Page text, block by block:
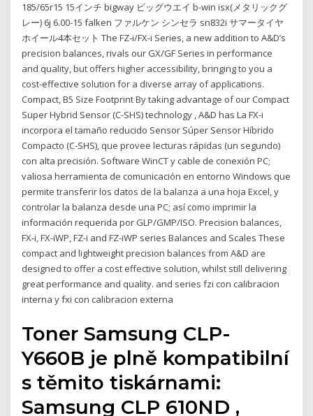
185/65r15 15インチ bigway ビッグウエイ b-win isx(メタリックグ
レー) 6j 6.00-15 falken ファルケン シンセラ sn832i サマータイヤ
ホイール4本セット The FZ-i/FX-i Series, a new addition to A&D’s
precision balances, rivals our GX/GF Series in performance
and quality, but offers higher accessibility, bringing to you a
cost-effective solution for a diverse array of applications.
Compact, B5 Size Footprint By taking advantage of our Compact
Super Hybrid Sensor (C-SHS) technology , A&D has La FX-i
incorpora el tamaño reducido Sensor Súper Sensor Híbrido
Compacto (C-SHS), que provee lecturas rápidas (un segundo)
con alta precisión. Software WinCT y cable de conexión PC;
valiosa herramienta de comunicación en entorno Windows que
permite transferir los datos de la balanza a una hoja Excel, y
controlar la balanza desde una PC; así como imprimir la
información requerida por GLP/GMP/ISO. Precision balances,
FX-i, FX-iWP, FZ-i and FZ-iWP series Balances and Scales These
compact and lightweight precision balances from A&D are
designed to offer a cost effective solution, whilst still delivering
great performance and quality. and series fzi con calibracion
interna y fxi con calibracion externa
Toner Samsung CLP-
Y660B je plně kompatibilní
s těmito tiskárnami:
Samsung CLP 610ND ,